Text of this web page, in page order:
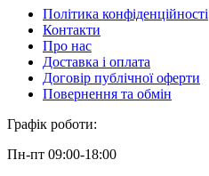
Політика конфіденційності
Контакти
Про нас
Доставка і оплата
Договір публічної оферти
Повернення та обмін
Графік роботи:
Пн-пт 09:00-18:00